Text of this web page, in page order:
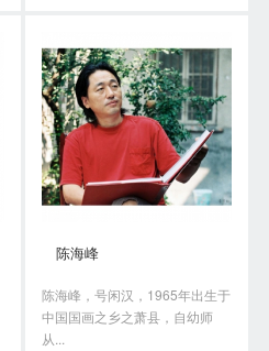
陈海峰
陈海峰，号闲汉，1965年出生于
中国国画之乡之萧县，自幼师
从...